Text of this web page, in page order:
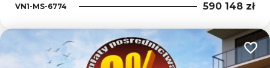
VN1-MS-6774 590 148 zł